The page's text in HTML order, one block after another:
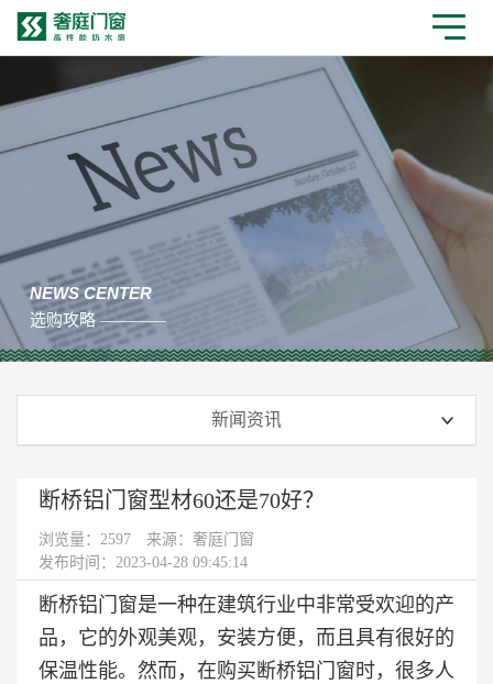
NEWS CENTER
选购攻略 ————
新闻资讯
断桥铝门窗型材60还是70好？
浏览量： 2597
来源：奢庭门窗
发布时间：2023-04-28 09:45:14
断桥铝门窗是一种在建筑行业中非常受欢迎的产
品，它的外观美观，安装方便，而且具有很好的
保温性能。然而，在购买断桥铝门窗时，很多人